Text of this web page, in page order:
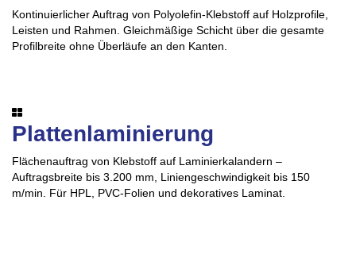
Kontinuierlicher Auftrag von Polyolefin-Klebstoff auf Holzprofile,
Leisten und Rahmen. Gleichmäßige Schicht über die gesamte
Profilbreite ohne Überläufe an den Kanten.
Plattenlaminierung
Flächenauftrag von Klebstoff auf Laminierkalandern –
Auftragsbreite bis 3.200 mm, Liniengeschwindigkeit bis 150
m/min. Für HPL, PVC-Folien und dekoratives Laminat.